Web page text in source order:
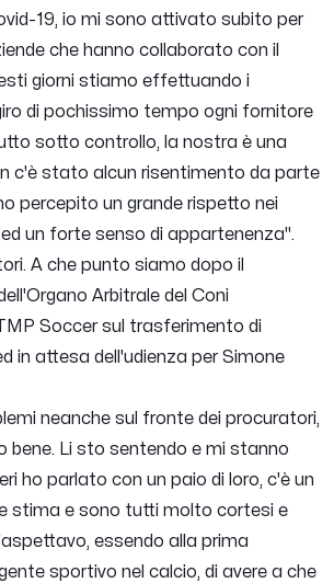
19, io mi sono attivato subito per
che hanno collaborato con il
giorni stiamo effettuando i
di pochissimo tempo ogni fornitore
sotto controllo, la nostra è una
c'è stato alcun risentimento da parte
percepito un grande rispetto nei
un forte senso di appartenenza".
A che punto siamo dopo il
Arbitrale del Coni
Soccer sul trasferimento di
in attesa dell'udienza per Simone
neanche sul fronte dei procuratori,
bene. Li sto sentendo e mi stanno
ho parlato con un paio di loro, c'è un
stima e sono tutti molto cortesi e
essendo alla prima
sportivo nel calcio, di avere a che